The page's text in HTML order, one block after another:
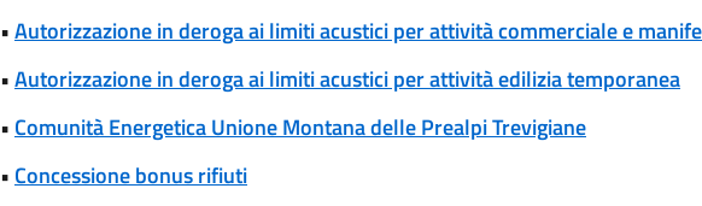
•Autorizzazione in deroga ai limiti acustici per attività commerciale e
•Autorizzazione in deroga ai limiti acustici per attività edilizia temporanea
• Comunità Energetica Unione Montana delle Prealpi Trevigiane
• Concessione bonus rifiuti